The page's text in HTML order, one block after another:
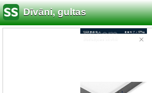
Dīvāni, gultas